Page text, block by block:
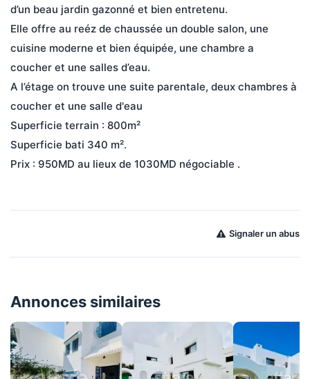
d’un beau jardin gazonné et bien entretenu.
Elle offre au reéz de chaussée un double salon, une
cuisine moderne et bien équipée, une chambre a
coucher et une salles d’eau.
A l’étage on trouve une suite parentale, deux chambres à
coucher et une salle d'eau
Superficie terrain : 800m²
Superficie bati 340 m².
Prix : 950MD au lieux de 1030MD négociable .
Signaler un abus
Annonces similaires